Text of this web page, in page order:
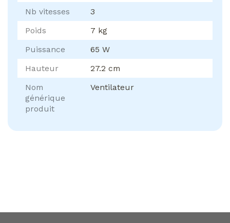
Nb vitesses
3
Poids
7 kg
Puissance
65 W
Hauteur
27.2 cm
Nom
générique
produit
Ventilateur